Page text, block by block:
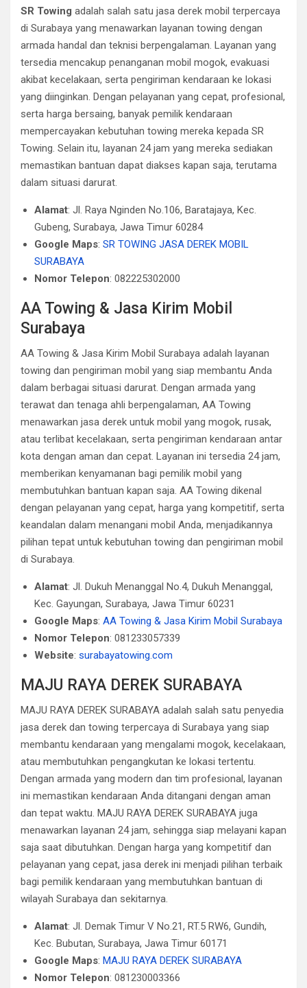
SR Towing adalah salah satu jasa derek mobil terpercaya
di Surabaya yang menawarkan layanan towing dengan
armada handal dan teknisi berpengalaman. Layanan yang
tersedia mencakup penanganan mobil mogok, evakuasi
akibat kecelakaan, serta pengiriman kendaraan ke lokasi
yang diinginkan. Dengan pelayanan yang cepat, profesional,
serta harga bersaing, banyak pemilik kendaraan
mempercayakan kebutuhan towing mereka kepada SR
Towing. Selain itu, layanan 24 jam yang mereka sediakan
memastikan bantuan dapat diakses kapan saja, terutama
dalam situasi darurat.
Alamat: Jl. Raya Nginden No.106, Baratajaya, Kec.
Gubeng, Surabaya, Jawa Timur 60284
Google Maps: SR TOWING JASA DEREK MOBIL
SURABAYA
Nomor Telepon: 082225302000
AA Towing & Jasa Kirim Mobil
Surabaya
AA Towing & Jasa Kirim Mobil Surabaya adalah layanan
towing dan pengiriman mobil yang siap membantu Anda
dalam berbagai situasi darurat. Dengan armada yang
terawat dan tenaga ahli berpengalaman, AA Towing
menawarkan jasa derek untuk mobil yang mogok, rusak,
atau terlibat kecelakaan, serta pengiriman kendaraan antar
kota dengan aman dan cepat. Layanan ini tersedia 24 jam,
memberikan kenyamanan bagi pemilik mobil yang
membutuhkan bantuan kapan saja. AA Towing dikenal
dengan pelayanan yang cepat, harga yang kompetitif, serta
keandalan dalam menangani mobil Anda, menjadikannya
pilihan tepat untuk kebutuhan towing dan pengiriman mobil
di Surabaya.
Alamat: Jl. Dukuh Menanggal No.4, Dukuh Menanggal,
Kec. Gayungan, Surabaya, Jawa Timur 60231
Google Maps: AA Towing & Jasa Kirim Mobil Surabaya
Nomor Telepon: 081233057339
Website: surabayatowing.com
MAJU RAYA DEREK SURABAYA
MAJU RAYA DEREK SURABAYA adalah salah satu penyedia
jasa derek dan towing terpercaya di Surabaya yang siap
membantu kendaraan yang mengalami mogok, kecelakaan,
atau membutuhkan pengangkutan ke lokasi tertentu.
Dengan armada yang modern dan tim profesional, layanan
ini memastikan kendaraan Anda ditangani dengan aman
dan tepat waktu. MAJU RAYA DEREK SURABAYA juga
menawarkan layanan 24 jam, sehingga siap melayani kapan
saja saat dibutuhkan. Dengan harga yang kompetitif dan
pelayanan yang cepat, jasa derek ini menjadi pilihan terbaik
bagi pemilik kendaraan yang membutuhkan bantuan di
wilayah Surabaya dan sekitarnya.
Alamat: Jl. Demak Timur V No.21, RT.5 RW6, Gundih,
Kec. Bubutan, Surabaya, Jawa Timur 60171
Google Maps: MAJU RAYA DEREK SURABAYA
Nomor Telepon: 081230003366